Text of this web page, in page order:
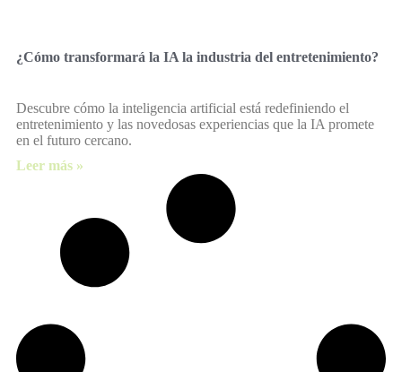
¿Cómo transformará la IA la industria del entretenimiento?
Descubre cómo la inteligencia artificial está redefiniendo el
entretenimiento y las novedosas experiencias que la IA promete
en el futuro cercano.
Leer más »